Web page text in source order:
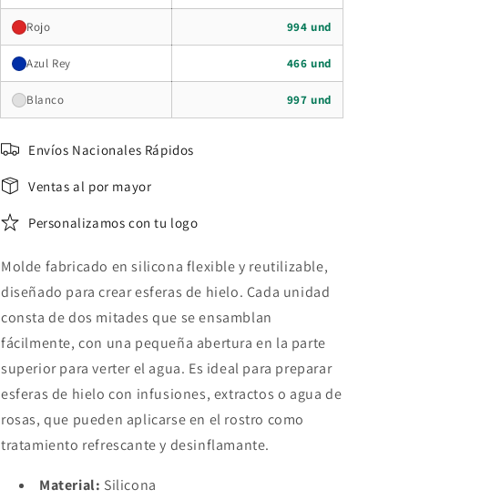
Rojo 994 und
Azul Rey 466 und
Blanco 997 und
Envíos Nacionales Rápidos
Ventas al por mayor
Personalizamos con tu logo
Molde fabricado en silicona flexible y reutilizable,
diseñado para crear esferas de hielo. Cada unidad
consta de dos mitades que se ensamblan
fácilmente, con una pequeña abertura en la parte
superior para verter el agua. Es ideal para preparar
esferas de hielo con infusiones, extractos o agua de
rosas, que pueden aplicarse en el rostro como
tratamiento refrescante y desinflamante.
Material: Silicona